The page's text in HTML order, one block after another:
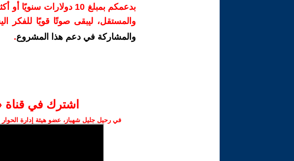
بدعمكم بمبلغ 10
والمستقل، ليبقى صوتًا قويًا للفكر
والمشاركة في دعم هذا المشروع.
اشترك في قناة
في رحيل جليل شهباز، عضو هيئة إدارة الحوار